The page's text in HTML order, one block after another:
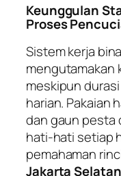
Keunggulan
Proses
Sistem kerja
mengutamakan
meskipun
harian. Pakaian
dan gaun pesta
hati-hati setiap
pemahaman
Jakarta Selatan